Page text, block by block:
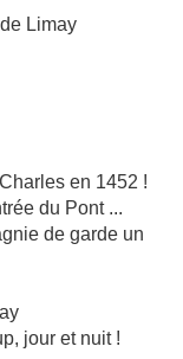
Limay
en 1452 !
du Pont ...
de garde un
jour et nuit !